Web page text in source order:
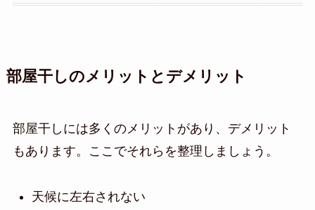
部屋干しのメリットとデメリット
部屋干しには多くのメリットがあり、デメリット
もあります。ここでそれらを整理しましょう。
天候に左右されない